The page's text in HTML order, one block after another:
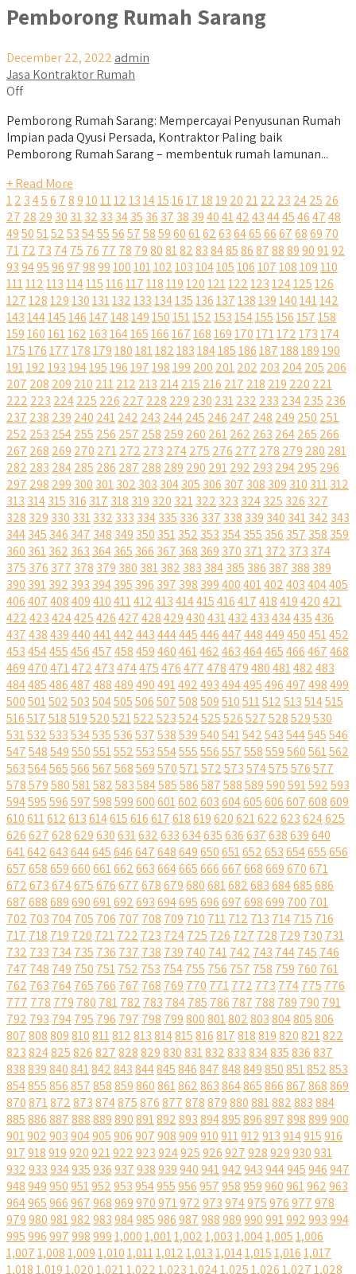
Pemborong Rumah Sarang
December 22, 2022 admin
Jasa Kontraktor Rumah
Off
Pemborong Rumah Sarang: Mempercayai Penyusunan Rumah
Impian pada Qyusi Persada, Kontraktor Paling baik
Pemborong Rumah Sarang – membentuk rumah lamunan...
+ Read More
12 3456 78910111213141516171819 20 2122 23 2425 26
27 28 29 30 3132 33 3435 36 37 38 39404142434445464748
495051525354555657585960616263646566676869 70
7172 73 7475 76 77 78 7980818283848586878889909192
93949596979899100101102103104105106107108109110
111112113114115116117118119120121122123124125126
127128129130131132133134135136137138139140141142
143144145146147148149150151152153154155156157158
159160161162163164165166167168169170171172173174
175176177178179180181182183184185186187188189190
191192193194195196197198199 200 201202 203 204205 206
207 208 209 210 211212 213 214215 216 217 218 219 220 221
222 223 224225 226 227 228 229 230 231232 233 234235 236
237 238 239 240 241242 243 244245 246 247 248 249 250 251
252 253 254255 256 257 258 259 260 261262 263 264265 266
267 268 269 270 271272 273 274275 276 277 278 279 280 281
282 283 284285 286 287 288 289 290 291292 293 294295 296
297 298 299 300 301302 303 304305 306 307 308 309 310 311312
313 314315 316 317 318 319 320 321322 323 324325 326 327
328 329 330 331332 333 334335 336 337 338 339 340 341342 343
344345 346 347 348 349 350 351352 353 354355 356 357 358 359
360 361362 363 364365 366 367 368 369 370 371372 373 374
375 376 377 378 379 380 381382 383 384385 386 387 388 389
390 391392 393 394395 396 397 398 399400401402403404405
406407408409410411412413414415416417418419420421
422423424425426427428429430431432433434435436
437438439440441442443444445446447448449450451452
453454455456457458459460461462463464465466467468
469470471472473474475476477478479480481482483
484485486487488489490491492493494495496497498499
500501502503504505506507508509510511512513514515
516517518519520521522523524525526527528529530
531532533534535536537538539540541542543544545546
547548549550551552553554555556557558559560561562
563564565566567568569570571572573574575576577
578579580581582583584585586587588589590591592593
594595596597598599600601602603604605606607608609
610611612613614615616617618619620621622623624625
626627628629630631632633634635636637638639640
641642643644645646647648649650651652653654655656
657658659660661662663664665666667668669670671
672673674675676677678679680681682683684685686
687688689690691692693694695696697698699 700 701
702 703 704705 706 707 708 709 710 711712 713 714715 716
717 718 719 720 721722 723 724725 726 727 728 729 730 731
732 733 734735 736 737 738 739 740 741742 743 744745 746
747 748 749 750 751752 753 754755 756 757 758 759 760 761
762 763 764765 766 767 768 769 770 771772 773 774775 776
777 778 779 780 781782 783 784785 786 787 788 789 790 791
792 793 794795 796 797 798 799800801802803804805806
807808809810811812813814815816817818819820821822
823824825826827828829830831832833834835836837
838839840841842843844845846847848849850851852853
854855856857858859860861862863864865866867868869
870871872873874875876877878879880881882883884
885886887888889890891892893894895896897898899900
901902903904905906907908909910911912913914915916
917918919920921922923924925926927928929930931
932933934935936937938939940941942943944945946947
948949950951952953954955956957958959960961962963
964965966967968969970971972973974975976977978
979980981982983984985986987988989990991992993994
9959969979989991,0001,0011,0021,0031,0041,0051,006
1,0071,0081,0091,0101,0111,0121,0131,0141,0151,0161,017
1,0181,0191,0201,0211,0221,0231,0241,0251,0261,0271,028